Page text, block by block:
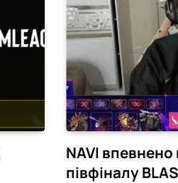
NAVI
півфіналу